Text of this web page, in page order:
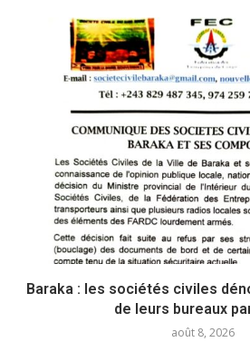
Baraka : les sociétés civiles
de leurs bureaux
août 8, 2026